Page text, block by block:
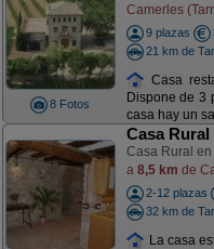
8 Fotos
Camerles
9 plazas
21 km de
Casa
Dispone de 3
casa hay un
Casa
Casa Rural en
a 8,5 km de
2-12 plazas
32 km de
La casa